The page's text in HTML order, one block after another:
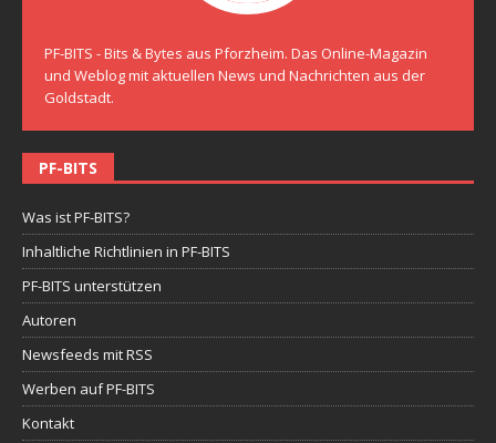
PF-BITS - Bits & Bytes aus Pforzheim. Das Online-Magazin
und Weblog mit aktuellen News und Nachrichten aus der
Goldstadt.
PF-BITS
Was ist PF-BITS?
Inhaltliche Richtlinien in PF-BITS
PF-BITS unterstützen
Autoren
Newsfeeds mit RSS
Werben auf PF-BITS
Kontakt